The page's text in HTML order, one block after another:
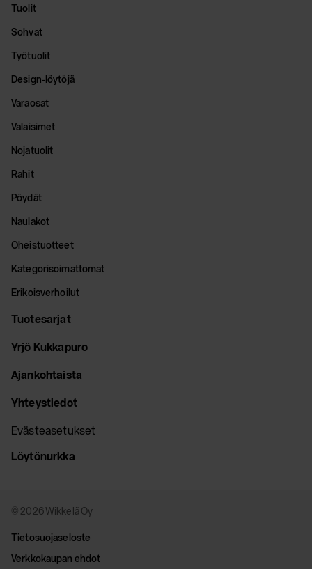
Tuolit
Sohvat
Työtuolit
Design-löytöjä
Varaosat
Valaisimet
Nojatuolit
Rahit
Pöydät
Naulakot
Oheistuotteet
Kategorisoimattomat
Erikoisverhoilut
Tuotesarjat
Yrjö Kukkapuro
Ajankohtaista
Yhteystiedot
Evästeasetukset
Löytönurkka
© 2026 Wikkelä Oy
Tietosuojaseloste
Verkkokaupan ehdot